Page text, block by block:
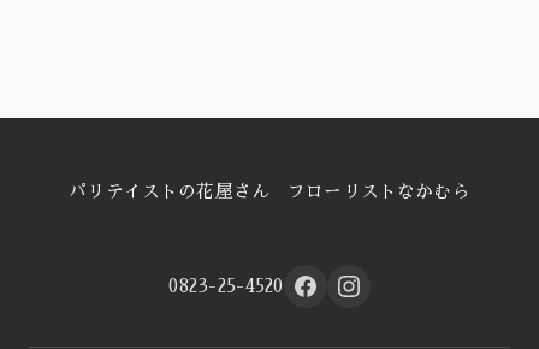
パリテイストの花屋さん フローリストなかむら
0823-25-4520